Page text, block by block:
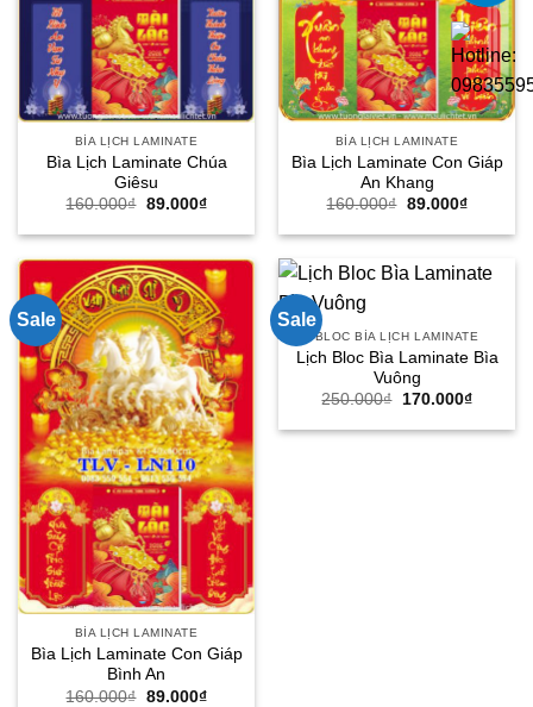
BÌA LỊCH LAMINATE
Bìa Lịch Laminate Chúa
Giêsu
160.000₫ Giá
là:
89.000₫Giá
tại
89.000₫.
BÌA LỊCH LAMINATE
Bìa Lịch Laminate Con Giáp
An Khang
160.000₫ Giá
là:
89.000₫Giá
tại
89.000₫.
Sale
BÌA LỊCH LAMINATE
Bìa Lịch Laminate Con Giáp
Bình An
160.000₫ Giá
89.000₫Giá
Sale
BLOC BÌA LỊCH LAMINATE
Lịch Bloc Bìa Laminate Bìa
Vuông
250.000₫
Giá
là:
170.000₫Giá
tại